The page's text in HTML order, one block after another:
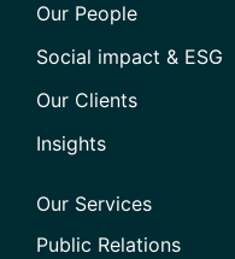
Our People
Social impact & ESG
Our Clients
Insights
Our Services
Public Relations